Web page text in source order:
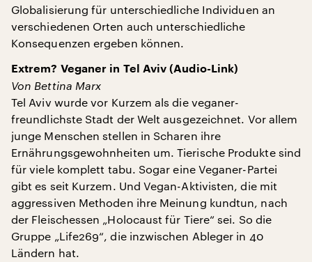
Globalisierung für unterschiedliche Individuen an
verschiedenen Orten auch unterschiedliche
Konsequenzen ergeben können.
Extrem? Veganer in Tel Aviv (Audio-Link)
Von Bettina Marx
Tel Aviv wurde vor Kurzem als die veganer-
freundlichste Stadt der Welt ausgezeichnet. Vor allem
junge Menschen stellen in Scharen ihre
Ernährungsgewohnheiten um. Tierische Produkte sind
für viele komplett tabu. Sogar eine Veganer-Partei
gibt es seit Kurzem. Und Vegan-Aktivisten, die mit
aggressiven Methoden ihre Meinung kundtun, nach
der Fleischessen „Holocaust für Tiere“ sei. So die
Gruppe „Life269“, die inzwischen Ableger in 40
Ländern hat.